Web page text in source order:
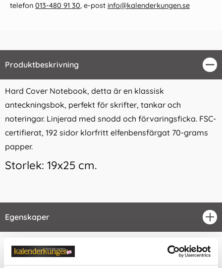
telefon 013-480 91 30, e-post info@kalenderkungen.se
Produktbeskrivning
Hard Cover Notebook, detta är en klassisk
anteckningsbok, perfekt för skrifter, tankar och
noteringar. Linjerad med snodd och förvaringsficka. FSC-
certifierat, 192 sidor klorfritt elfenbensfärgat 70-grams
papper.
Storlek: 19x25 cm.
Egenskaper
Relaterade kategorier